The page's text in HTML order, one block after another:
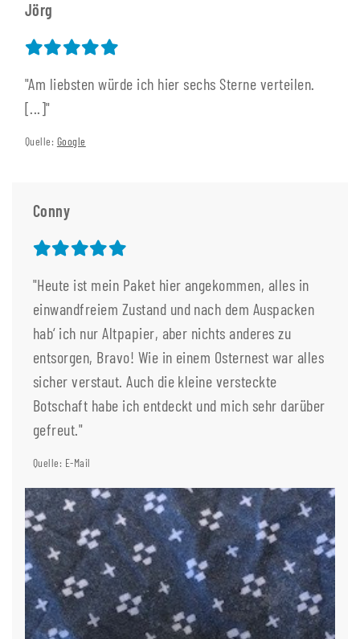
Jörg
"Am liebsten würde ich hier sechs Sterne verteilen.
[...]"
Quelle: Google
Conny
"Heute ist mein Paket hier angekommen, alles in
einwandfreiem Zustand und nach dem Auspacken
hab‘ ich nur Altpapier, aber nichts anderes zu
entsorgen, Bravo! Wie in einem Osternest war alles
sicher verstaut. Auch die kleine versteckte
Botschaft habe ich entdeckt und mich sehr darüber
gefreut."
Quelle: E-Mail